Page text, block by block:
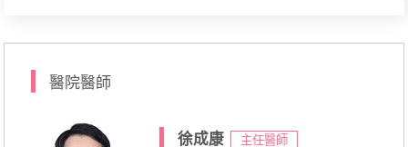
醫院醫師
徐成康 主任醫師